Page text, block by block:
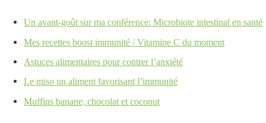
Un avant-goût sur ma conférence: Microbiote intestinal en santé
Mes recettes boost immunité / Vitamine C du moment
Astuces alimentaires pour contrer l’anxiété
Le miso un aliment favorisant l’immunité
Muffins banane, chocolat et coconut